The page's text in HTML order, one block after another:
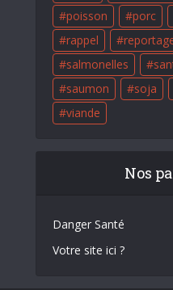
poisson
porc
rappel
salmonelles
saumon
soja
viande
Nos
Danger Santé
Votre site ici ?